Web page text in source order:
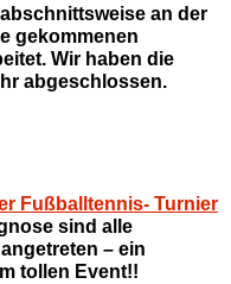
an der
gekommenen
Wir haben die
abgeschlossen.
Fußballtennis- Turnier
sind alle
– ein
tollen Event!!